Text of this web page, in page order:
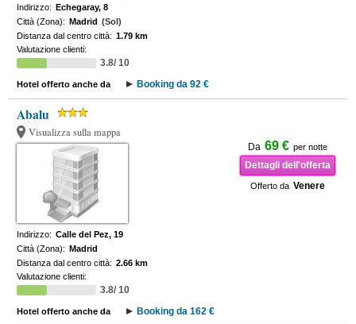
Indirizzo: Echegaray, 8
Città (Zona): Madrid (Sol)
Distanza dal centro città: 1.79 km
Valutazione clienti:
3.8/ 10
Hotel offerto anche da Booking da 92 €
Abalu
Visualizza sulla mappa
Da 69 € per notte
Dettagli dell'offerta
Offerto da Venere
Indirizzo: Calle del Pez, 19
Città (Zona): Madrid
Distanza dal centro città: 2.66 km
Valutazione clienti:
3.8/ 10
Hotel offerto anche da Booking da 162 €